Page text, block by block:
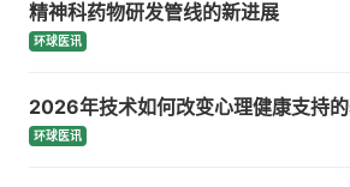
精神科药物研发管线的新进展
环球医讯
2026年技术如何改变心理健康支持
环球医讯